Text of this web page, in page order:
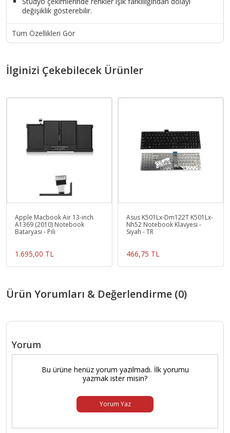
değişiklik gösterebilir.
Tüm Özellikleri Gör
İlginizi Çekebilecek Ürünler
Apple Macbook Air 13-inch
A1369 (2010) Notebook
Bataryası - Pili
1.695,00 TL
Asus K501Lx-Dm122T K501Lx-
Nh52 Notebook Klavyesi -
Siyah - TR
466,75 TL
Ürün Yorumları & Değerlendirme (0)
Yorum
Bu ürüne henüz yorum yazılmadı. İlk yorumu
yazmak ister misin?
Yorum Yaz